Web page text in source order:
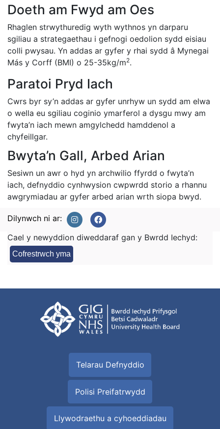
Doeth am Fwyd am Oes
Rhaglen strwythuredig wyth wythnos yn darparu
sgiliau a strategaethau i gefnogi oedolion sydd eisiau
colli pwysau. Yn addas ar gyfer y rhai sydd â Mynegai
Más y Corff (BMI) o 25-35kg/m2.
Paratoi Pryd Iach
Cwrs byr sy’n addas ar gyfer unrhyw un sydd am elwa
o wella eu sgiliau coginio ymarferol a dysgu mwy am
fwyta’n iach mewn amgylchedd hamddenol a
chyfeillgar.
Bwyta’n Gall, Arbed Arian
Sesiwn un awr o hyd yn archwilio ffyrdd o fwyta’n
iach, defnyddio cynhwysion cwpwrdd storio a rhannu
awgrymiadau ar gyfer arbed arian wrth siopa bwyd.
Dilynwch ni ar:
Cael y newyddion diweddaraf gan y Bwrdd Iechyd:
Cofrestrwch yma
Telarau Defnyddio
Polisi Preifatrwydd
Llywodraethu a cyhoeddiadau